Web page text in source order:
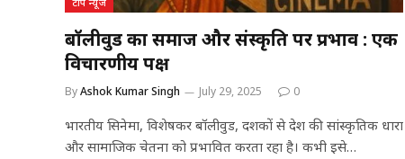
बॉलीवुड का समाज और संस्कृति पर प्रभाव : एक
विचारणीय पक्ष
ByAshok Kumar Singh July 29, 2025 0
भारतीय सिनेमा, विशेषकर बॉलीवुड, दशकों से देश की सांस्कृतिक धारा
और सामाजिक चेतना को प्रभावित करता रहा है। कभी इसे…